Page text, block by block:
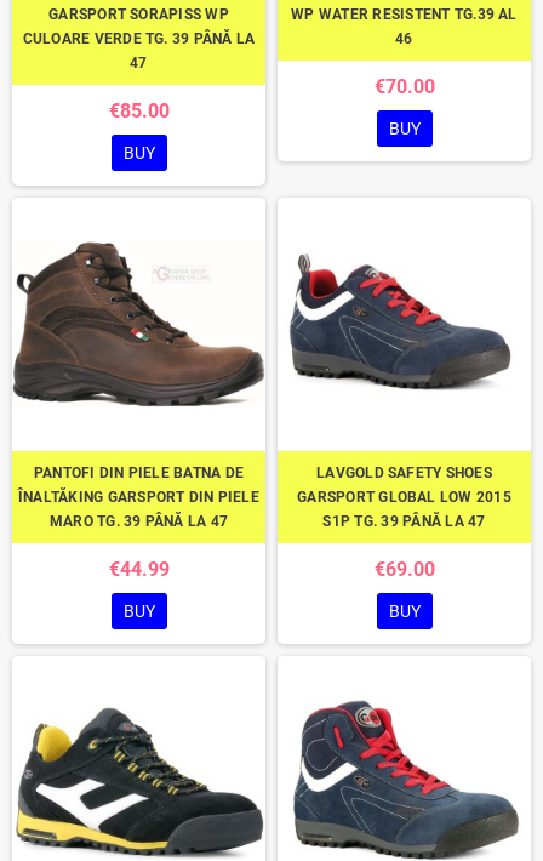
GARSPORT SORAPISS WP
CULOARE VERDE TG. 39 PÂNĂ LA
47
€85.00
BUY
WP WATER RESISTENT TG.39 AL
46
€70.00
BUY
PANTOFI DIN PIELE BATNA DE
ÎNALTĂKING GARSPORT DIN PIELE
MARO TG. 39 PÂNĂ LA 47
€44.99
BUY
LAVGOLD SAFETY SHOES
GARSPORT GLOBAL LOW 2015
S1P TG. 39 PÂNĂ LA 47
€69.00
BUY